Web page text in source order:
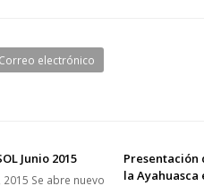
Correo electrónico
Junio 2015
2015 Se abre nuevo
Presentación
la Ayahuasca